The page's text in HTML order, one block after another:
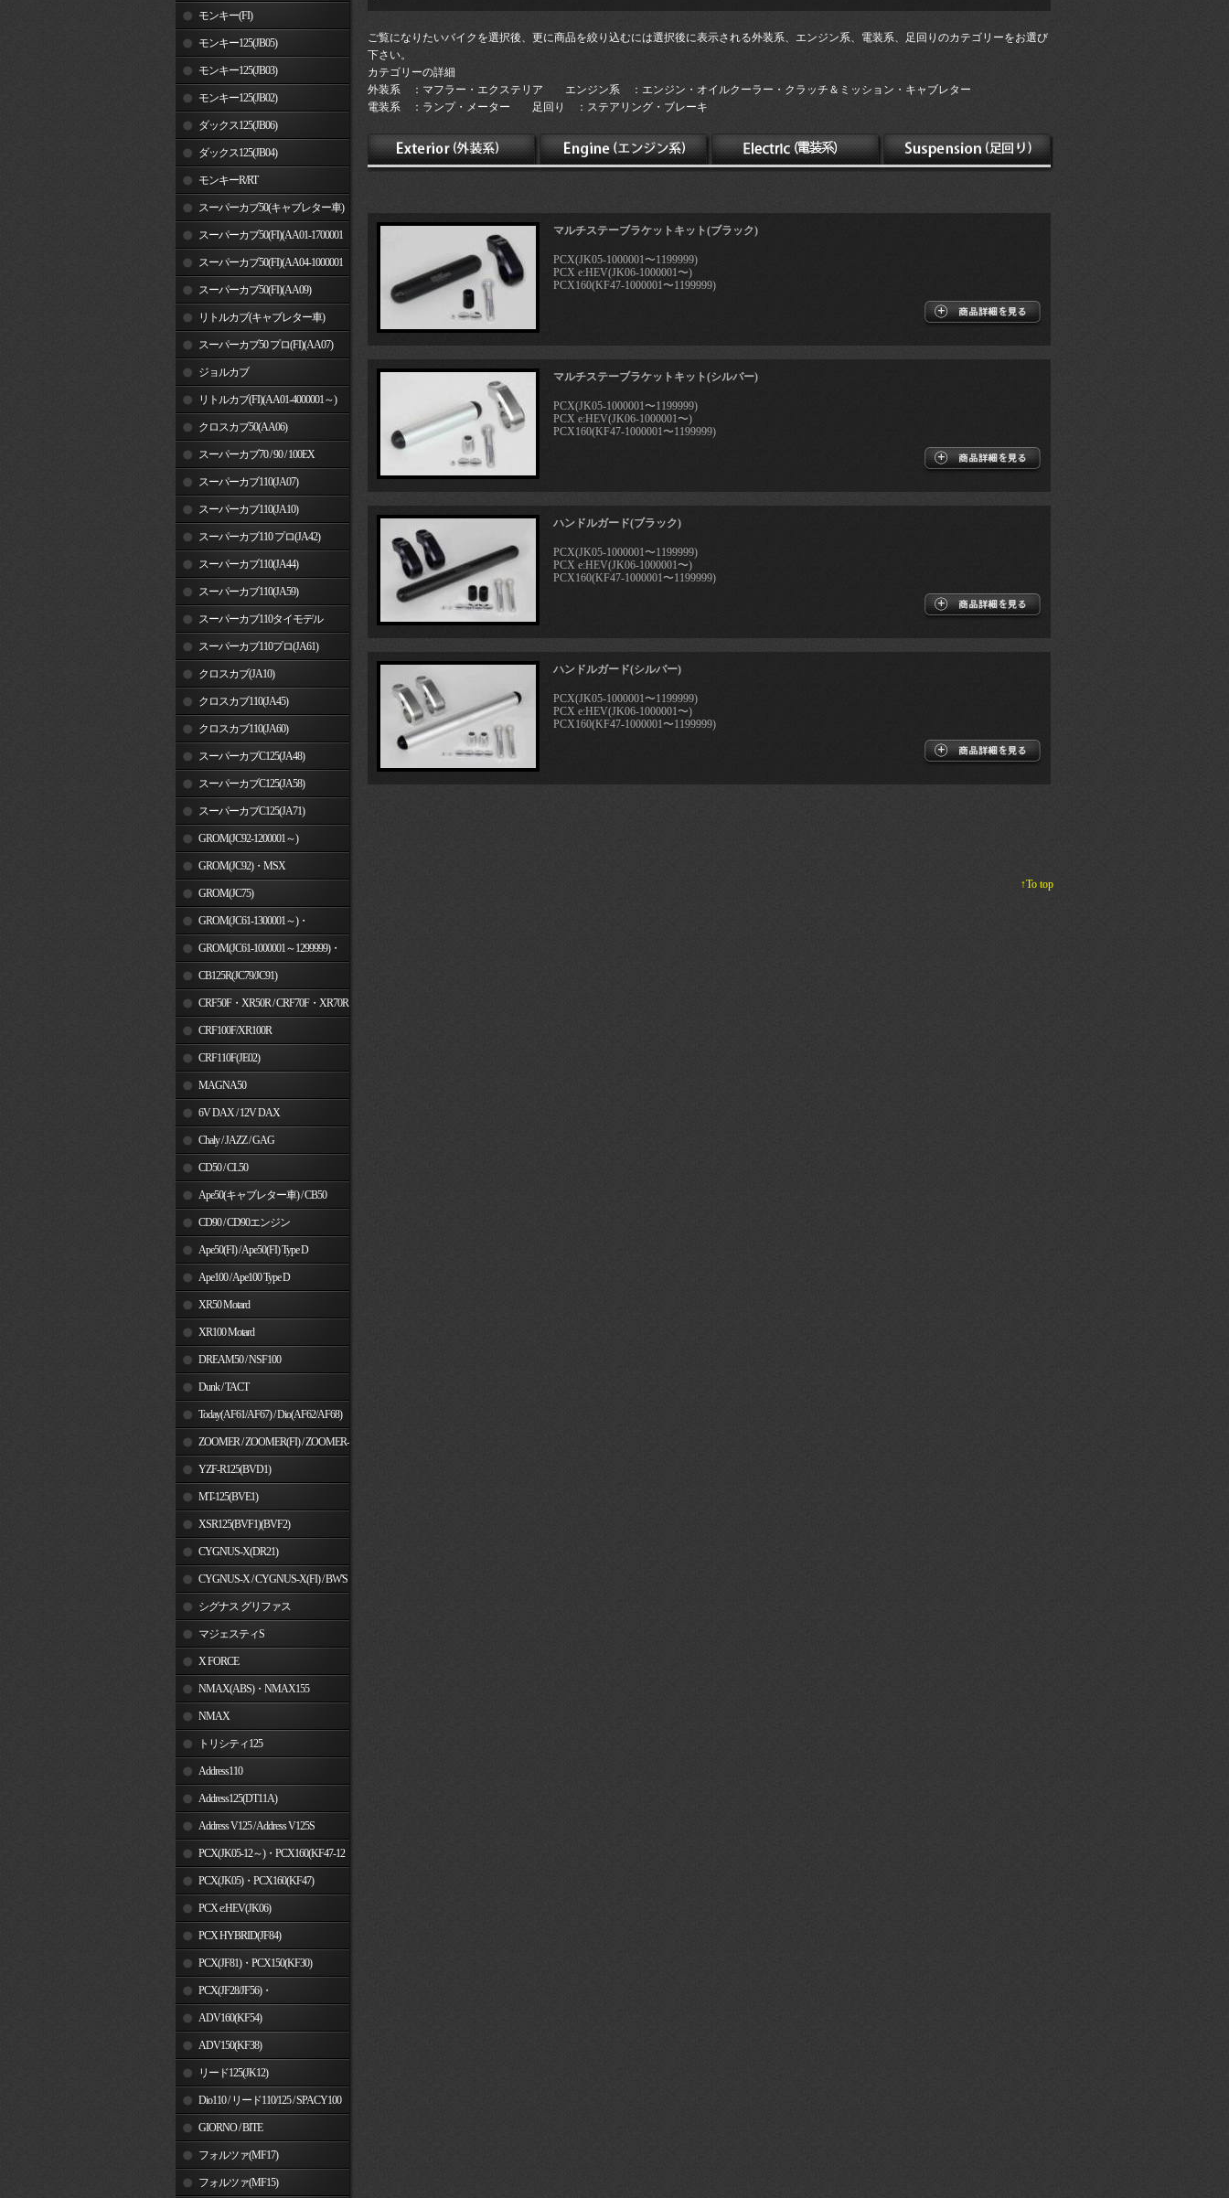
モンキー(FI)
モンキー125(JB05)
モンキー125(JB03)
モンキー125(JB02)
ダックス125(JB06)
ダックス125(JB04)
モンキーR/RT
スーパーカブ50(キャブレター車)
スーパーカブ50(FI)(AA01-1700001
～) スーパーカブ50(FI)(AA04-1000001
～) スーパーカブ50(FI)(AA09)
リトルカブ(キャブレター車)
スーパーカブ50 プロ(FI)(AA07)
ジョルカブ
リトルカブ(FI)(AA01-4000001～)
クロスカブ50(AA06)
スーパーカブ70 / 90 / 100EX
スーパーカブ110(JA07)
スーパーカブ110(JA10)
スーパーカブ110 プロ(JA42)
スーパーカブ110(JA44)
スーパーカブ110(JA59)
スーパーカブ110タイモデル
(MLHJA56)
スーパーカブ110プロ(JA61)
クロスカブ(JA10)
クロスカブ110(JA45)
クロスカブ110(JA60)
スーパーカブC125(JA48)
スーパーカブC125(JA58)
スーパーカブC125(JA71)
GROM(JC92-1200001～)
GROM(JC92)・MSX
GROM(MLHJC92)
GROM(JC75)
GROM(JC61-1300001～)・
MSX125SF
GROM(JC61-1000001～1299999)・
MSX125CB125R(JC79/JC91)
CRF50F・XR50R / CRF70F・XR70R
CRF100F/XR100R
CRF110F(JE02)
MAGNA50
6V DAX / 12V DAX
Chaly / JAZZ / GAG
CD50 / CL50
Ape50(キャブレター車) / CB50
CD90 / CD90エンジン
Ape50(FI) / Ape50(FI) Type D
Ape100 / Ape100 Type D
XR50 Motard
XR100 Motard
DREAM50 / NSF100
Dunk / TACT
Today(AF61/AF67) / Dio(AF62/AF68)
ZOOMER / ZOOMER(FI) / ZOOMER-
YZF-R125(BVD1)
MT-125(BVE1)
XSR125(BVF1)(BVF2)
CYGNUS-X(DR21)
CYGNUS-X / CYGNUS-X(FI) / BW'S
125 シグナス グリファス
マジェスティS
X FORCE
NMAX(ABS)・NMAX155
NMAX
トリシティ125
Address110
Address125(DT11A)
Address V125 / Address V125S
PCX(JK05-12～)・PCX160(KF47-12
～) PCX(JK05)・PCX160(KF47)
PCX e:HEV(JK06)
PCX HYBRID(JF84)
PCX(JF81)・PCX150(KF30)
PCX(JF28/JF56)・
PCX150(KF12/KF18)
ADV160(KF54)
ADV150(KF38)
リード125(JK12)
Dio110 / リード110/125 / SPACY100
GIORNO / BITE
フォルツァ(MF17)
フォルツァ(MF15)
ご覧になりたいバイクを選択後、更に商品を絞り込むには選択後に表示される外装系、エンジン系、電装系、足回りのカテゴリーをお選び
下さい。
カテゴリーの詳細
外装系 ：マフラー・エクステリア エンジン系 ：エンジン・オイルクーラー・クラッチ＆ミッション・キャブレター
電装系 ：ランプ・メーター 足回り ：ステアリング・ブレーキ
マルチステーブラケットキット(ブラック)
PCX(JK05-1000001〜1199999)
PCX e:HEV(JK06-1000001〜)
PCX160(KF47-1000001〜1199999)
マルチステーブラケットキット(シルバー)
PCX(JK05-1000001〜1199999)
PCX e:HEV(JK06-1000001〜)
PCX160(KF47-1000001〜1199999)
ハンドルガード(ブラック)
PCX(JK05-1000001〜1199999)
PCX e:HEV(JK06-1000001〜)
PCX160(KF47-1000001〜1199999)
ハンドルガード(シルバー)
PCX(JK05-1000001〜1199999)
PCX e:HEV(JK06-1000001〜)
PCX160(KF47-1000001〜1199999)
↑To top